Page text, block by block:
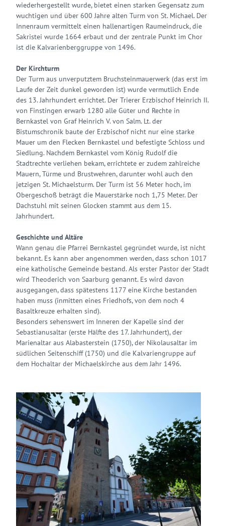
wiederhergestellt wurde, bietet einen starken Gegensatz zum
wuchtigen und über 600 Jahre alten Turm von St. Michael. Der
Innenraum vermittelt einen hallenartigen Raumeindruck, die
Sakristei wurde 1664 erbaut und der zentrale Punkt im Chor
ist die Kalvarienberggruppe von 1496.
Der Kirchturm
Der Turm aus unverputztem Bruchsteinmauerwerk (das erst im
Laufe der Zeit dunkel geworden ist) wurde vermutlich Ende
des 13. Jahrhundert errichtet. Der Trierer Erzbischof Heinrich II.
von Finstingen erwarb 1280 alle Güter und Rechte in
Bernkastel von Graf Heinrich V. von Salm. Lt. der
Bistumschronik baute der Erzbischof nicht nur eine starke
Mauer um den Flecken Bernkastel und befestigte Schloss und
Siedlung. Nachdem Bernkastel vom König Rudolf die
Stadtrechte verliehen bekam, errichtete er zudem zahlreiche
Mauern, Türme und Brustwehren, darunter wohl auch den
jetzigen St. Michaelsturm. Der Turm ist 56 Meter hoch, im
Obergeschoß beträgt die Mauerstärke noch 1,75 Meter. Der
Dachstuhl mit seinen Glocken stammt aus dem 15.
Jahrhundert.
Geschichte und Altäre
Wann genau die Pfarrei Bernkastel gegründet wurde, ist nicht
bekannt. Es kann aber angenommen werden, dass schon 1017
eine katholische Gemeinde bestand. Als erster Pastor der Stadt
wird Theoderich von Saarburg genannt. Es wird davon
ausgegangen, dass spätestens 1177 eine Kirche bestanden
haben muss (inmitten eines Friedhofs, von dem noch 4
Basaltkreuze erhalten sind).
Besonders sehenswert im Inneren der Kapelle sind der
Sebastianusaltar (erste Hälfte des 17. Jahrhundert), der
Marienaltar aus Alabasterstein (1750), der Nikolausaltar im
südlichen Seitenschiff (1750) und die Kalvariengruppe auf
dem Hochaltar der Michaelskirche aus dem Jahr 1496.